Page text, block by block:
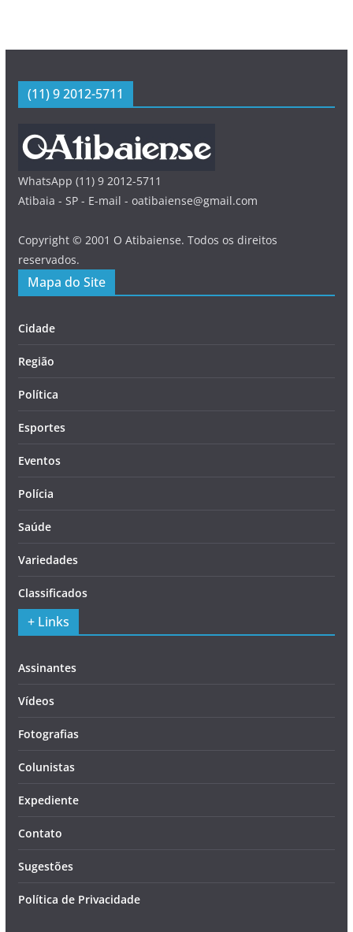
(11) 9 2012-5711
WhatsApp (11) 9 2012-5711
Atibaia - SP - E-mail - oatibaiense@gmail.com
Copyright © 2001 O Atibaiense. Todos os direitos
reservados.
Mapa do Site
Cidade
Região
Política
Esportes
Eventos
Polícia
Saúde
Variedades
Classificados
+ Links
Assinantes
Vídeos
Fotografias
Colunistas
Expediente
Contato
Sugestões
Política de Privacidade